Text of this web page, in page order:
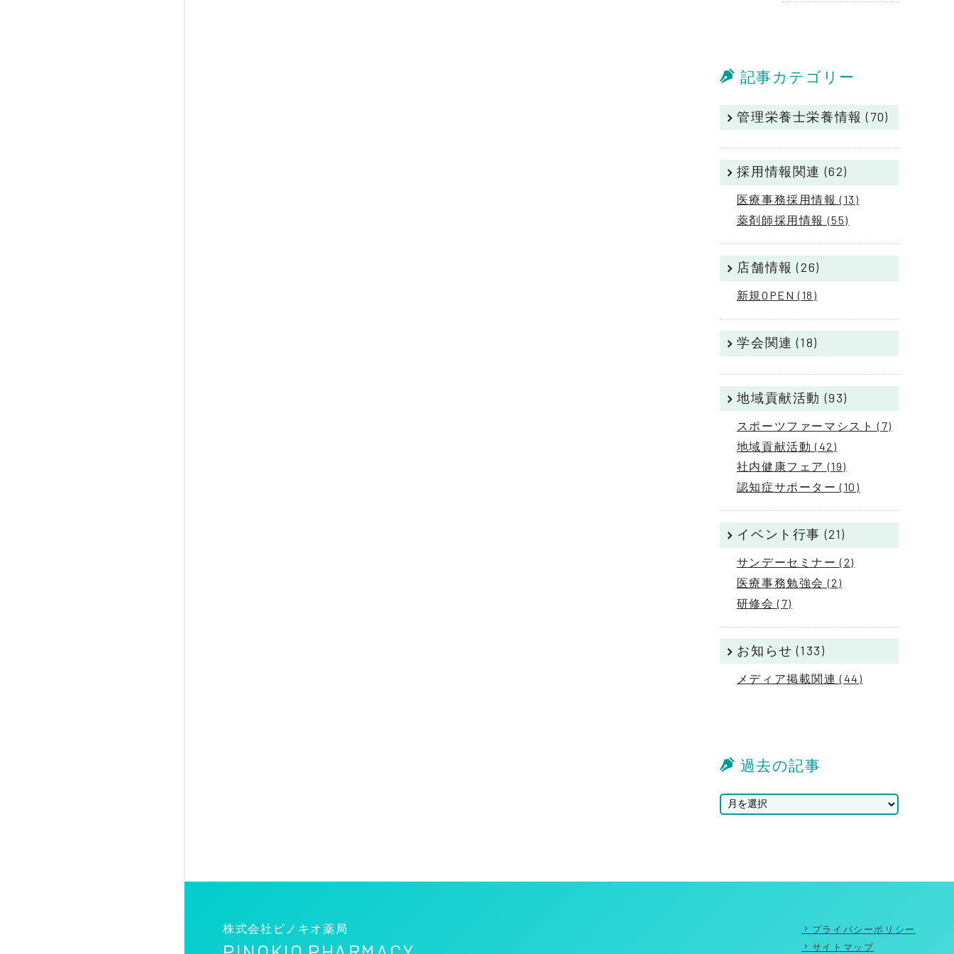
記事カテゴリー
管理栄養士栄養情報 (70)
採用情報関連 (62)
医療事務採用情報 (13)
薬剤師採用情報 (55)
店舗情報 (26)
新規OPEN (18)
学会関連 (18)
地域貢献活動 (93)
スポーツファーマシスト (7)
地域貢献活動 (42)
社内健康フェア (19)
認知症サポーター (10)
イベント行事 (21)
サンデーセミナー (2)
医療事務勉強会 (2)
研修会 (7)
お知らせ (133)
メディア掲載関連 (44)
過去の記事
プライバシーポリシー
サイトマップ
株式会社ピノキオ薬局